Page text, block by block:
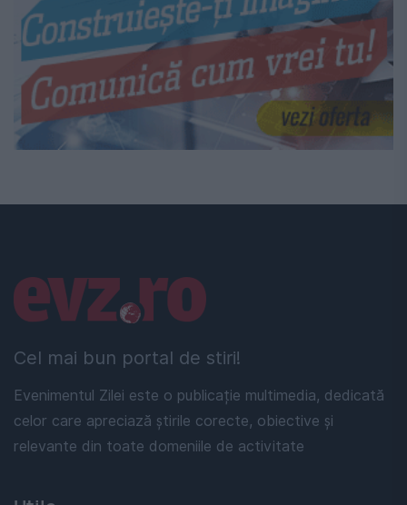
Cel mai bun portal de stiri!
Evenimentul Zilei este o publicație multimedia, dedicată
celor care apreciază știrile corecte, obiective și
relevante din toate domeniile de activitate
Linkuri utile